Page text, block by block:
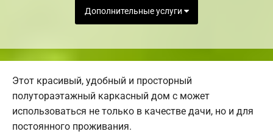
Дополнительные услуги
Этот красивый, удобный и просторный
полутораэтажный каркасный дом с может
использоваться не только в качестве дачи, но и для
постоянного проживания.